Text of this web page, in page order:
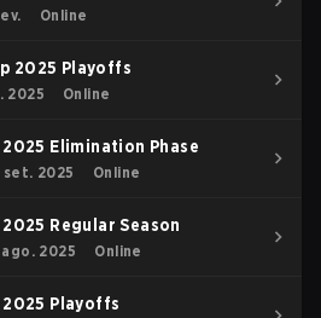
Online
2025 Playoffs
2025 Online
Elimination Phase
set. 2025 Online
Regular Season
2025 Online
2025 Playoffs